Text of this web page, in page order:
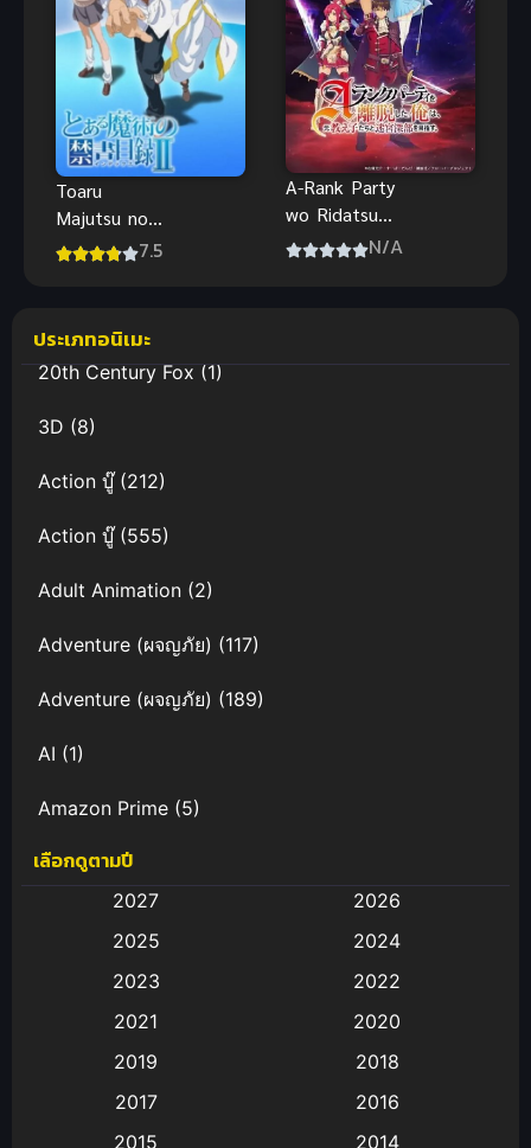
Toaru
Majutsu no
Index II
7.5
A-Rank Party
wo Ridatsu
shita Ore wa,
N/A
ประเภทอนิเมะ
20th Century Fox(1)
3D (8)
Action บู๊(212)
Action บู๊(555)
Adult Animation (2)
Adventure (ผจญภัย) (117)
Adventure (ผจญภัย) (189)
AI (1)
Amazon Prime (5)
Anal (ประตูหลัง)
Animation การ์ตูน
Animation อนิเมะ
Animation แอนิเมชัน
เลือกดูตามปี
2027
2026
2025
2024
2023
2022
2021
2020
2019
2018
2017
2016
2015
2014